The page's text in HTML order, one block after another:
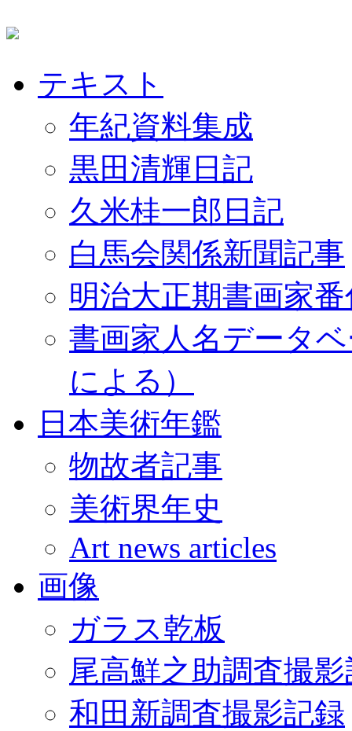
テキスト
年紀資料集成
黒田清輝日記
久米桂一郎日記
白馬会関係新聞記事
明治大正期書画家
書画家人名データ
による）
日本美術年鑑
物故者記事
美術界年史
Art news articles
画像
ガラス乾板
尾高鮮之助調査撮
和田新調査撮影記録